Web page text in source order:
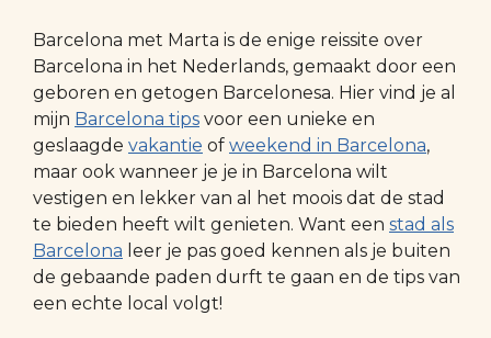
Barcelona met Marta is de enige reissite over
Barcelona in het Nederlands, gemaakt door een
geboren en getogen Barcelonesa. Hier vind je al
mijn Barcelona tips voor een unieke en
geslaagde vakantie of weekend in Barcelona,
maar ook wanneer je je in Barcelona wilt
vestigen en lekker van al het moois dat de stad
te bieden heeft wilt genieten. Want een stad als
Barcelona leer je pas goed kennen als je buiten
de gebaande paden durft te gaan en de tips van
een echte local volgt!